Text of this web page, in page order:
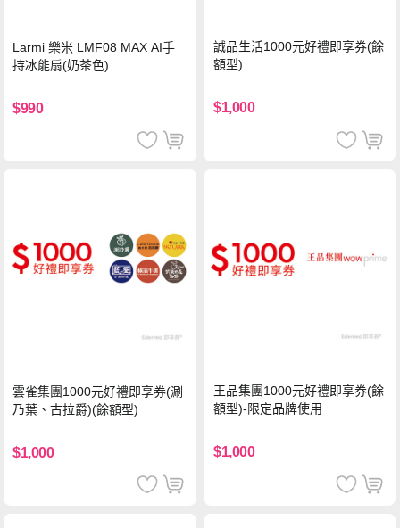
Larmi 樂米 LMF08 MAX AI手
持冰能扇(奶茶色)
$990
誠品生活1000元好禮即享券(餘
額型)
$1,000
雲雀集團1000元好禮即享券(涮
乃葉、古拉爵)(餘額型)
$1,000
王品集團1000元好禮即享券(餘
額型)-限定品牌使用
$1,000